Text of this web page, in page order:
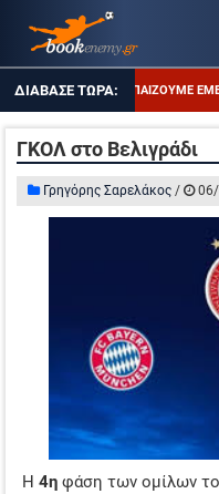
ΤΙ ΠΑΙΖΟΥΜΕ ΕΜΕΙΣ
ΑΠΟΔΌΣΕΙΣ ΣΕ
ΤΖΊΡΟΙ
ΠΡΟΤΕΙΝΌΜΕΝΑ
ΠΡΌΓΡΑΜΜΑ
ΕΝΔΙΑΦΕΡΟΝ ΣΤΗ
ΤΙ ΠΑΙΖΟΥΜΕ
ΑΠΟΔΌΣΕΙΣ ΣΕ
ΕΠΙΜΕΝΩ ΣΤΑ
ΓΚΟΛ στο Βελιγράδι
Γρηγόρης Σαρελάκος / 06/
Η 4η φάση των ομίλων